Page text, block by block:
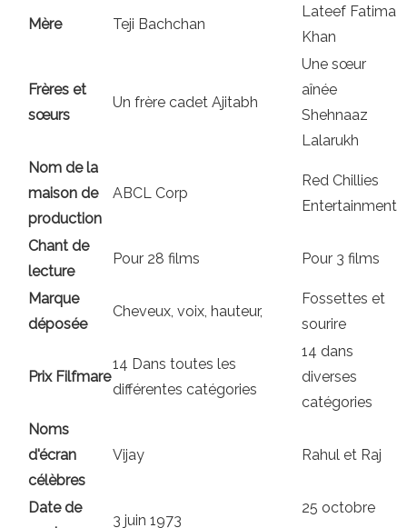
Mère Teji Bachchan
Lateef Fatima
Khan
Frères et
sœurs
Un frère cadet Ajitabh
Une sœur
aînée
Shehnaaz
Lalarukh
Nom de la
maison de
production
ABCL Corp
Red Chillies
Entertainment
Chant de
lecture
Pour 28 films Pour 3 films
Marque
déposée
Cheveux, voix, hauteur,
Fossettes et
sourire
Prix ​​Filfmare
14 Dans toutes les
différentes catégories
14 dans
diverses
catégories
Noms
d'écran
célèbres
Vijay Rahul et Raj
Date de
3 juin 1973
25 octobre